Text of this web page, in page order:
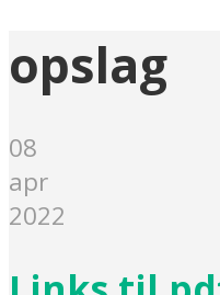
opslag
08
apr
2022